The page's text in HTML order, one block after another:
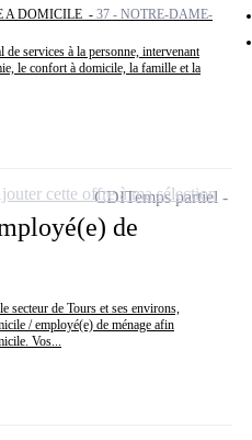
A DOMICILE - 37 - NOTRE-DAME-
services à la personne, intervenant
le confort à domicile, la famille et la
de
secteur de Tours et ses environs,
/ employé(e) de ménage afin
Vos...
CDITemps partiel
cette offre à ma sélection